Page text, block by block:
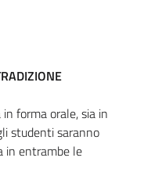
forma orale, sia in
studenti saranno
in entrambe le